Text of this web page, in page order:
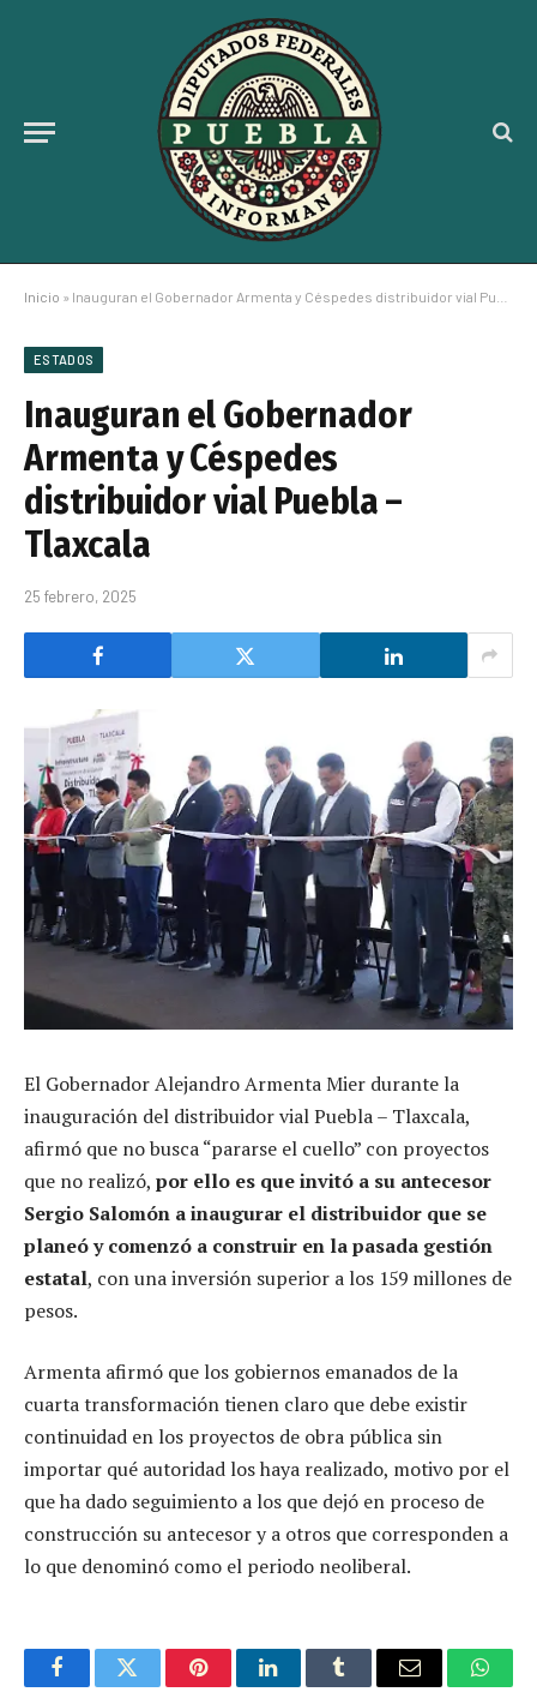
Inicio » Inauguran el Gobernador Armenta y Céspedes distribuidor vial Puebla – Tlaxcala
ESTADOS
Inauguran el Gobernador
Armenta y Céspedes
distribuidor vial Puebla –
Tlaxcala
25 febrero, 2025
El Gobernador Alejandro Armenta Mier durante la
inauguración del distribuidor vial Puebla – Tlaxcala,
afirmó que no busca “pararse el cuello” con proyectos
que no realizó, por ello es que invitó a su antecesor
Sergio Salomón a inaugurar el distribuidor que se
planeó y comenzó a construir en la pasada gestión
estatal, con una inversión superior a los 159 millones de
pesos.
Armenta afirmó que los gobiernos emanados de la
cuarta transformación tienen claro que debe existir
continuidad en los proyectos de obra pública sin
importar qué autoridad los haya realizado, motivo por el
que ha dado seguimiento a los que dejó en proceso de
construcción su antecesor y a otros que corresponden a
lo que denominó como el periodo neoliberal.
FacebookTwitter PinterestLinkedInTumblr Email